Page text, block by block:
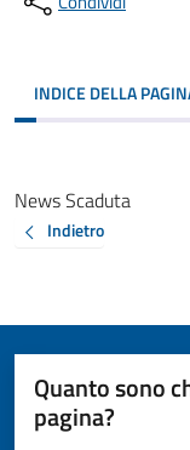
INDICE DELLA
News Scaduta
Indietro
Quanto sono
pagina?